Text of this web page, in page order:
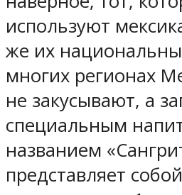
используют
же их
многих регионах
не закусывают, а
специальным
названием
представляет